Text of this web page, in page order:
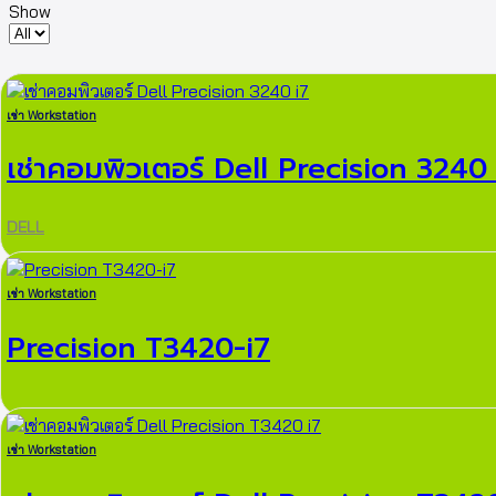
Show
Products
page
เช่า Workstation
เช่าคอมพิวเตอร์ Dell Precision
DELL
เช่า Workstation
Precision T3420-i7
เช่า Workstation